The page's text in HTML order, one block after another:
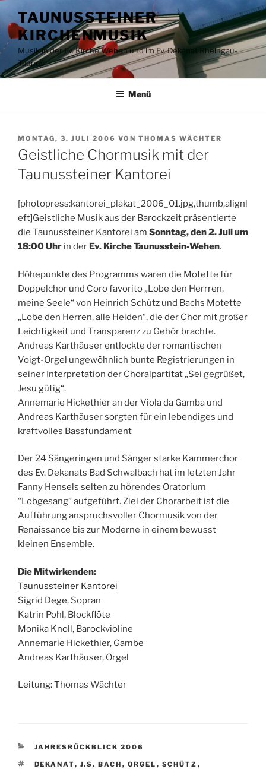
Inhalt
springen
TAUNUSSTEINER
KIRCHENMUSIK
Musik in der Ev. Kirche Wehen und im Ev. Dekanat Rheingau-
Taunus
Menü
VERÖFFENTLICHT
AM
MONTAG, 3. JULI 2006 VON THOMAS WÄCHTER
Geistliche Chormusik mit der
Taunussteiner Kantorei
[photopress:kantorei_plakat_2006_01.jpg,thumb,alignl
eft]Geistliche Musik aus der Barockzeit präsentierte
die Taunussteiner Kantorei am Sonntag, den 2. Juli um
18:00 Uhr in der Ev. Kirche Taunusstein-Wehen.
Höhepunkte des Programms waren die Motette für
Doppelchor und Coro favorito „Lobe den Herrren,
meine Seele“ von Heinrich Schütz und Bachs Motette
„Lobe den Herren, alle Heiden“, die der Chor mit großer
Leichtigkeit und Transparenz zu Gehör brachte.
Andreas Karthäuser entlockte der romantischen
Voigt-Orgel ungewöhnlich bunte Registrierungen in
seiner Interpretation der Choralpartitat „Sei gegrüßet,
Jesu gütig“.
Annemarie Hickethier an der Viola da Gamba und
Andreas Karthäuser sorgten für ein lebendiges und
kraftvolles Bassfundament
Der 24 Sängeringen und Sänger starke Kammerchor
des Ev. Dekanats Bad Schwalbach hat im letzten Jahr
Fanny Hensels selten zu hörendes Oratorium
“Lobgesang” aufgeführt. Ziel der Chorarbeit ist die
Aufführung anspruchsvoller Chormusik von der
Renaissance bis zur Moderne in einem bewusst
kleinen Ensemble.
Die Mitwirkenden:
Taunussteiner Kantorei
Sigrid Dege, Sopran
Katrin Pohl, Blockflöte
Monika Knoll, Barockvioline
Annemarie Hickethier, Gambe
Andreas Karthäuser, Orgel
Leitung: Thomas Wächter
KATEGORIEN
JAHRESRÜCKBLICK 2006
SCHLAGWÖRTER
DEKANAT, J.S. BACH , ORGEL , SCHÜTZ ,